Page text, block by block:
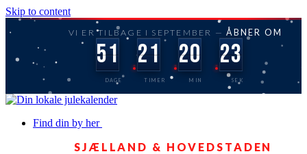
Skip to content
VI ER TILBAGE I SEPTEMBER —ÅBNER OM
51
DAGE
21
TIMER
20
MIN
22
SEK
Find din by her
SJÆLLAND & HOVEDSTADEN